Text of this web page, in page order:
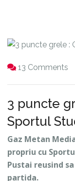
13 Comments
3 puncte
Sportul
Gaz Metan
propriu cu
Pustai reusind
partida.